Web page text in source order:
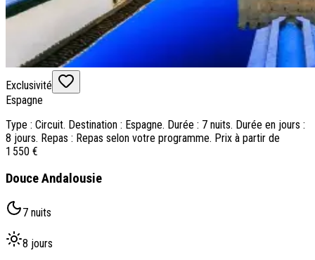
Exclusivité
Espagne
Type : Circuit. Destination : Espagne. Durée : 7 nuits. Durée en jours :
8 jours. Repas : Repas selon votre programme. Prix à partir de
1 550 €
Douce Andalousie
7 nuits
8 jours